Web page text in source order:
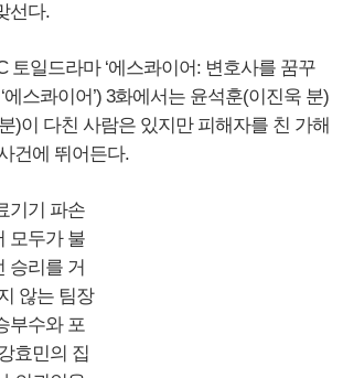
선다.
토일드라마 ‘에스콰이어: 변호사를 꿈꾸
에스콰이어’) 3화에서는 윤석훈(이진욱 분)
)이 다친 사람은 있지만 피해자를 친 가해
건에 뛰어든다.
기기 파손
모두가 불
승리를 거
않는 팀장
부수와 포
효민의 집